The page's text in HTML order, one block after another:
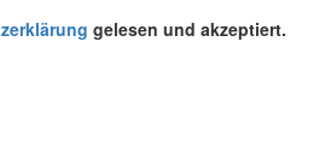
gelesen und akzeptiert.